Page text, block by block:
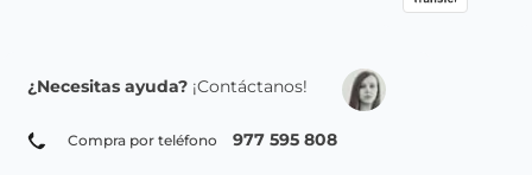
¿Necesitas ayuda? ¡Contáctanos!
Compra por teléfono 977 595 808